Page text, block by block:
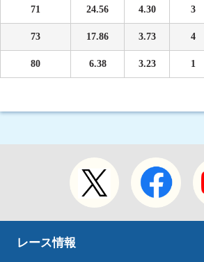
71 24.56 4.30 3
73 17.86 3.73 4
80 6.38 3.23 1
レース情報